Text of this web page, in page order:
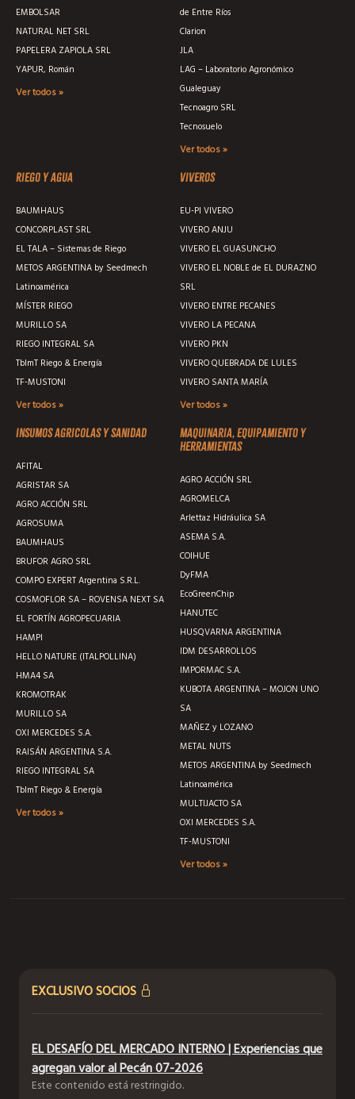
EMBOLSAR
NATURAL NET SRL
PAPELERA ZAPIOLA SRL
YAPUR, Román
Ver todos »
de Entre Ríos
Clarion
JLA
LAG – Laboratorio Agronómico
Gualeguay
Tecnoagro SRL
Tecnosuelo
Ver todos »
Riego y agua
BAUMHAUS
CONCORPLAST SRL
EL TALA – Sistemas de Riego
METOS ARGENTINA by Seedmech
Latinoamérica
MÍSTER RIEGO
MURILLO SA
RIEGO INTEGRAL SA
TblmT Riego & Energía
TF-MUSTONI
Ver todos »
Viveros
EU-PI VIVERO
VIVERO ANJU
VIVERO EL GUASUNCHO
VIVERO EL NOBLE de EL DURAZNO
SRL
VIVERO ENTRE PECANES
VIVERO LA PECANA
VIVERO PKN
VIVERO QUEBRADA DE LULES
VIVERO SANTA MARÍA
Ver todos »
Insumos agricolas y sanidad
AFITAL
AGRISTAR SA
AGRO ACCIÓN SRL
AGROSUMA
BAUMHAUS
BRUFOR AGRO SRL
COMPO EXPERT Argentina S.R.L.
COSMOFLOR SA – ROVENSA NEXT SA
EL FORTÍN AGROPECUARIA
HAMPI
HELLO NATURE (ITALPOLLINA)
HMA4 SA
KROMOTRAK
MURILLO SA
OXI MERCEDES S.A.
RAISÁN ARGENTINA S.A.
RIEGO INTEGRAL SA
TblmT Riego & Energía
Ver todos »
Maquinaria, equipamiento y
herramientas
AGRO ACCIÓN SRL
AGROMELCA
Arlettaz Hidráulica SA
ASEMA S.A.
COIHUE
DyFMA
EcoGreenChip
HANUTEC
HUSQVARNA ARGENTINA
IDM DESARROLLOS
IMPORMAC S.A.
KUBOTA ARGENTINA – MOJON UNO
SA
MAÑEZ y LOZANO
METAL NUTS
METOS ARGENTINA by Seedmech
Latinoamérica
MULTIJACTO SA
OXI MERCEDES S.A.
TF-MUSTONI
Ver todos »
EXCLUSIVO SOCIOS
EL DESAFÍO DEL MERCADO INTERNO | Experiencias que
agregan valor al Pecán 07-2026
Este contenido está restringido.